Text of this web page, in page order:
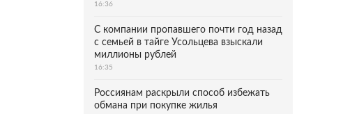
16:36
С компании пропавшего почти год назад
с семьей в тайге Усольцева взыскали
миллионы рублей
16:35
Россиянам раскрыли способ избежать
обмана при покупке жилья